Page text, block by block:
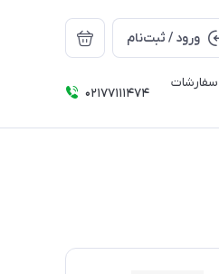
ورود / ثبت‌نام
02177111474